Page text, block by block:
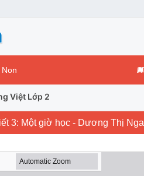
Việt Lớp 2
3: Một giờ học - Dương Thị Nga